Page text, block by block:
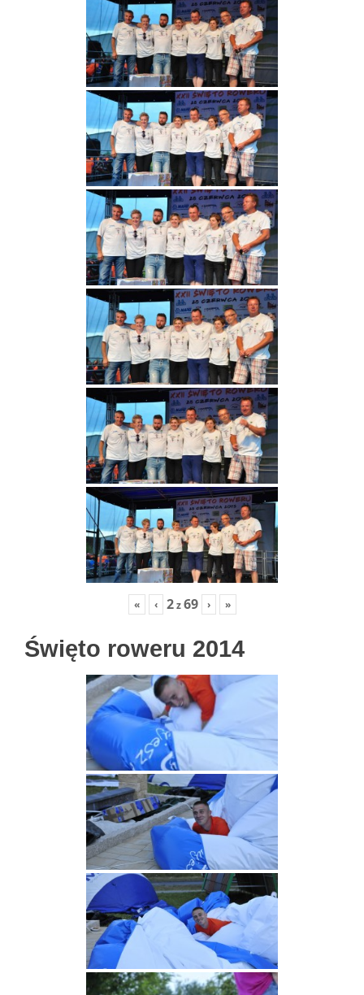
« ‹ 2z69 › »
Święto roweru 2014